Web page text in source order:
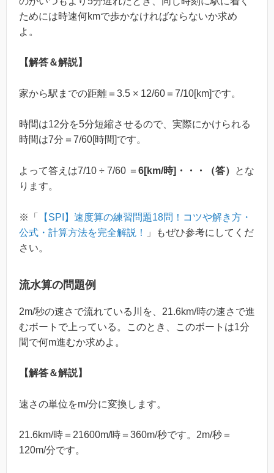
ためには時速何kmで歩かなければならないか求め
よ。
【解答＆解説】
家から駅までの距離＝3.5 × 12/60＝7/10[km]です。
時間は12分を5分短縮させるので、実際にかけられる
時間は7分＝7/60[時間]です。
よって答えは7/10 ÷ 7/60 ＝ 6[km/時]・・・（答）
とな
ります。
※「
【SPI】速度算の練習問題18問！コツや解き方・
公式・計算方法を完全解説！
」もぜひ参考にしてくだ
さい。
流水算の問題例
2m/秒の速さで流れている川を、21.6km/時の速さで進
むボートで上っている。このとき、このボートは1分
間で何m進むか求めよ。
【解答＆解説】
速さの単位をm/分に変換します。
21.6km/時＝21600m/時＝360m/秒です。2m/秒＝
120m/分です。